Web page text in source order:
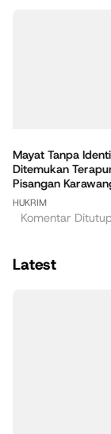
Mayat Tanpa
Ditemukan
Pisangan
HUKRIM
Komentar
Latest